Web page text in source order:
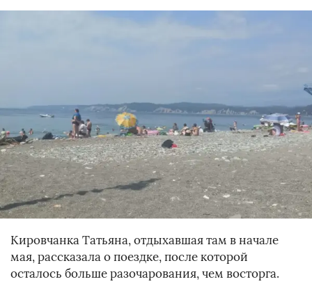
Кировчанка Татьяна, отдыхавшая там в начале
мая, рассказала о поездке, после которой
осталось больше разочарования, чем восторга.